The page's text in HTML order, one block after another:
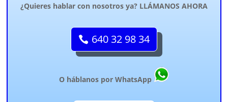
¿Quieres hablar con nosotros ya? LLÁMANOS AHORA
640 32 98 34
O háblanos por WhatsApp